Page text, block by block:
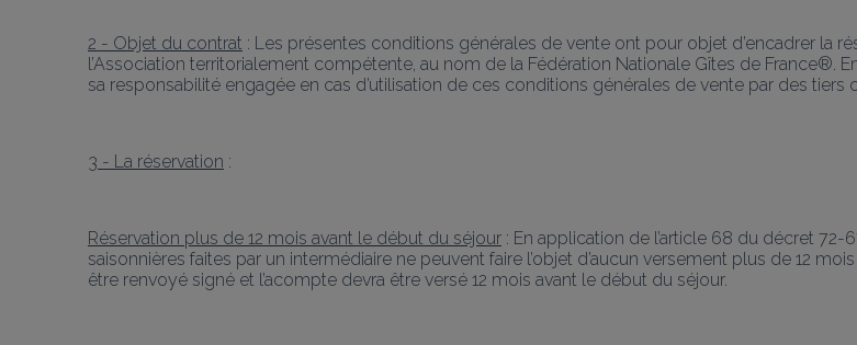
2 - Objet du contrat : Les présentes conditions générales de vente ont pour objet d’encadrer la
l’Association territorialement compétente, au nom de la Fédération Nationale Gîtes de France®.
sa responsabilité engagée en cas d’utilisation de ces conditions générales de vente par des tiers
3 - La réservation :
Réservation plus de 12 mois avant le début du séjour : En application de l’article 68 du décret
saisonnières faites par un intermédiaire ne peuvent faire l’objet d’aucun versement plus de 12
être renvoyé signé et l’acompte devra être versé 12 mois avant le début du séjour.